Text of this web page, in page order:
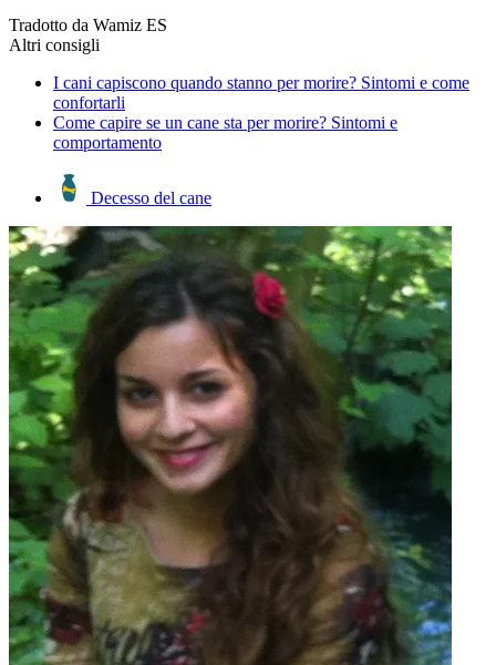
Tradotto da Wamiz ES
Altri consigli
I cani capiscono quando stanno per morire? Sintomi e come
confortarli
Come capire se un cane sta per morire? Sintomi e
comportamento
Decesso del cane